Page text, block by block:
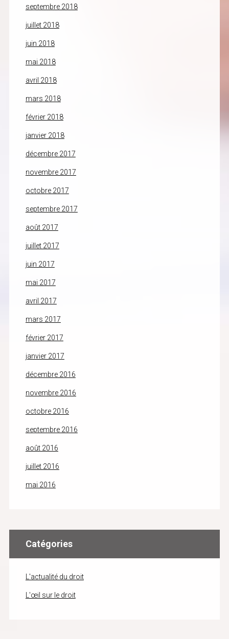
septembre 2018
juillet 2018
juin 2018
mai 2018
avril 2018
mars 2018
février 2018
janvier 2018
décembre 2017
novembre 2017
octobre 2017
septembre 2017
août 2017
juillet 2017
juin 2017
mai 2017
avril 2017
mars 2017
février 2017
janvier 2017
décembre 2016
novembre 2016
octobre 2016
septembre 2016
août 2016
juillet 2016
mai 2016
Catégories
L'actualité du droit
L'œil sur le droit